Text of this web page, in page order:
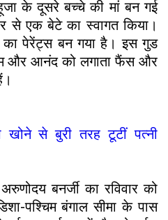
के दूसरे बच्चे की मां बन गई
से एक बेटे का स्वागत किया।
पेरेंट्स बन गया है। इस गुड
और आनंद को लगाता फैंस और
खोने से बुरी तरह टूटीं पत्नी
बनर्जी का रविवार को
पश्चिम बंगाल सीमा के पास